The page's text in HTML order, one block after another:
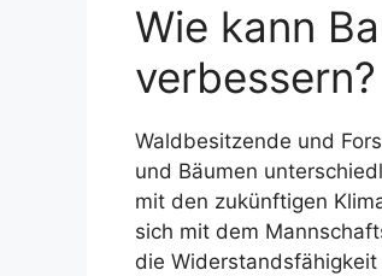
Wie kann
verbessern?
Waldbesitzende und
und Bäumen
mit den zukünftigen
sich mit dem
die